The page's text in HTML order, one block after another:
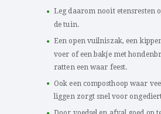
Leg daarom nooit etensresten
de tuin.
Een open vuilniszak, een
voer of een bakje met
ratten een waar feest.
Ook een composthoop waar
liggen zorgt snel voor